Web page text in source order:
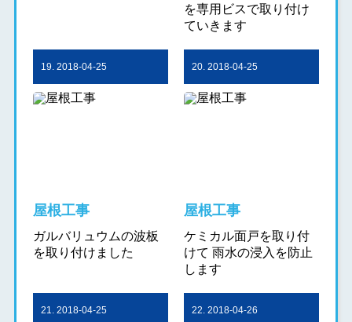
を専用ビスで取り付け
ていきます
19. 2018-04-25
屋根工事
ガルバリュウムの波板
を取り付けました
20. 2018-04-25
屋根工事
ケミカル面戸を取り付
けて 雨水の浸入を防止
します
21. 2018-04-25 22. 2018-04-26